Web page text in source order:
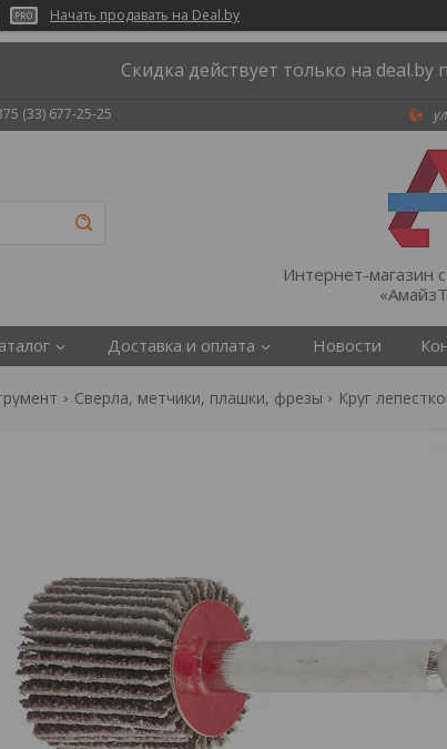
Начать продавать на Deal.by
Скидка действует только на deal.by
(33) 677-25-25
Интернет-магазин
Доставка и оплата Новости
Сверла, метчики, плашки, фрезы Круг